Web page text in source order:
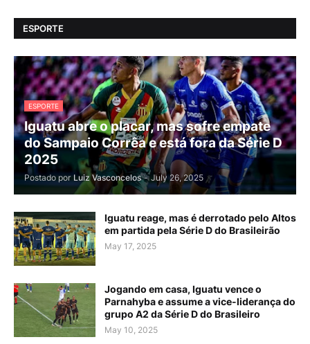
ESPORTE
ESPORTE
Iguatu abre o placar, mas sofre empate
do Sampaio Corrêa e está fora da Série D
2025
Postado por Luiz Vasconcelos - July 26, 2025
Iguatu reage, mas é derrotado pelo Altos
em partida pela Série D do Brasileirão
May 17, 2025
Jogando em casa, Iguatu vence o
Parnahyba e assume a vice-liderança do
grupo A2 da Série D do Brasileiro
May 10, 2025